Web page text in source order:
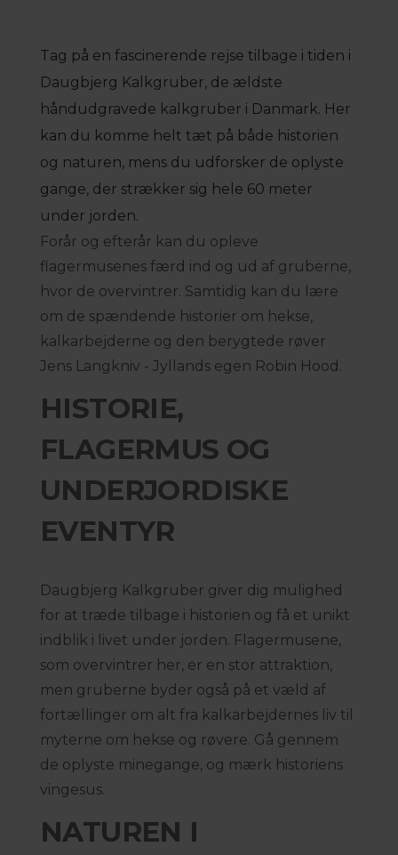
Tag på en fascinerende rejse tilbage i tiden i
Daugbjerg Kalkgruber, de ældste
håndudgravede kalkgruber i Danmark. Her
kan du komme helt tæt på både historien
og naturen, mens du udforsker de oplyste
gange, der strækker sig hele 60 meter
under jorden.
Forår og efterår kan du opleve
flagermusenes færd ind og ud af gruberne,
hvor de overvintrer. Samtidig kan du lære
om de spændende historier om hekse,
kalkarbejderne og den berygtede røver
Jens Langkniv - Jyllands egen Robin Hood.
HISTORIE,
FLAGERMUS OG
UNDERJORDISKE
EVENTYR
Daugbjerg Kalkgruber giver dig mulighed
for at træde tilbage i historien og få et unikt
indblik i livet under jorden. Flagermusene,
som overvintrer her, er en stor attraktion,
men gruberne byder også på et væld af
fortællinger om alt fra kalkarbejdernes liv til
myterne om hekse og røvere. Gå gennem
de oplyste minegange, og mærk historiens
vingesus.
NATUREN I